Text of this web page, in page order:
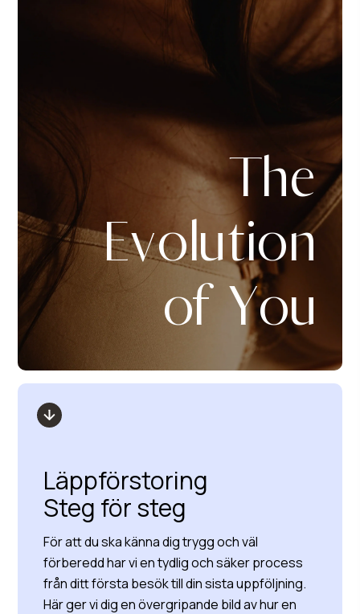
The
Evolution
of You
Läppförstoring
Steg för steg
För att du ska känna dig trygg och väl
förberedd har vi en tydlig och säker process
från ditt första besök till din sista uppföljning.
Här ger vi dig en övergripande bild av hur en